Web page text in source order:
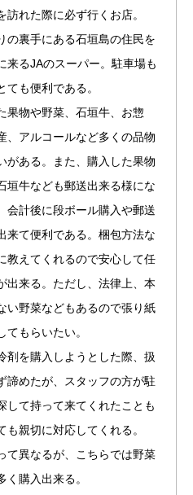
れた際に必ず行くお店。
の裏手にある石垣島の住民を
来るJAのスーパー。駐車場も
ても便利である。
果物や野菜、石垣牛、お惣
、アルコールなど多くの品物
がある。また、購入した果物
垣牛なども郵送出来る様にな
会計後に段ボール購入や郵送
来て便利である。梱包方法な
教えてくれるので安心して任
出来る。ただし、法律上、本
い野菜などもあるので張り紙
てもらいたい。
剤を購入しようとした際、扱
諦めたが、スタッフの方が駐
して持って来てくれたことも
も親切に対応してくれる。
て異なるが、こちらでは野菜
く購入出来る。